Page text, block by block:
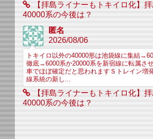
【拝島ライナーもトキイロ化】
40000系の今後は？
匿名
2026/08/06
トキイロ以外の40000形は池袋線に集結
徹底→6000系か20000系を新宿線に転属さ
車でほぼ確定だと思われますＳトレイン増
線系統の新し...
【拝島ライナーもトキイロ化】
40000系の今後は？